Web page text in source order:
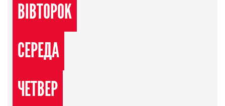
ВІВТОРОК
СЕРЕДА
ЧЕТВЕР